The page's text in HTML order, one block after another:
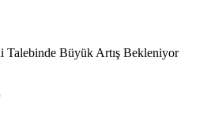
Talebinde Büyük Artış Bekleniyor